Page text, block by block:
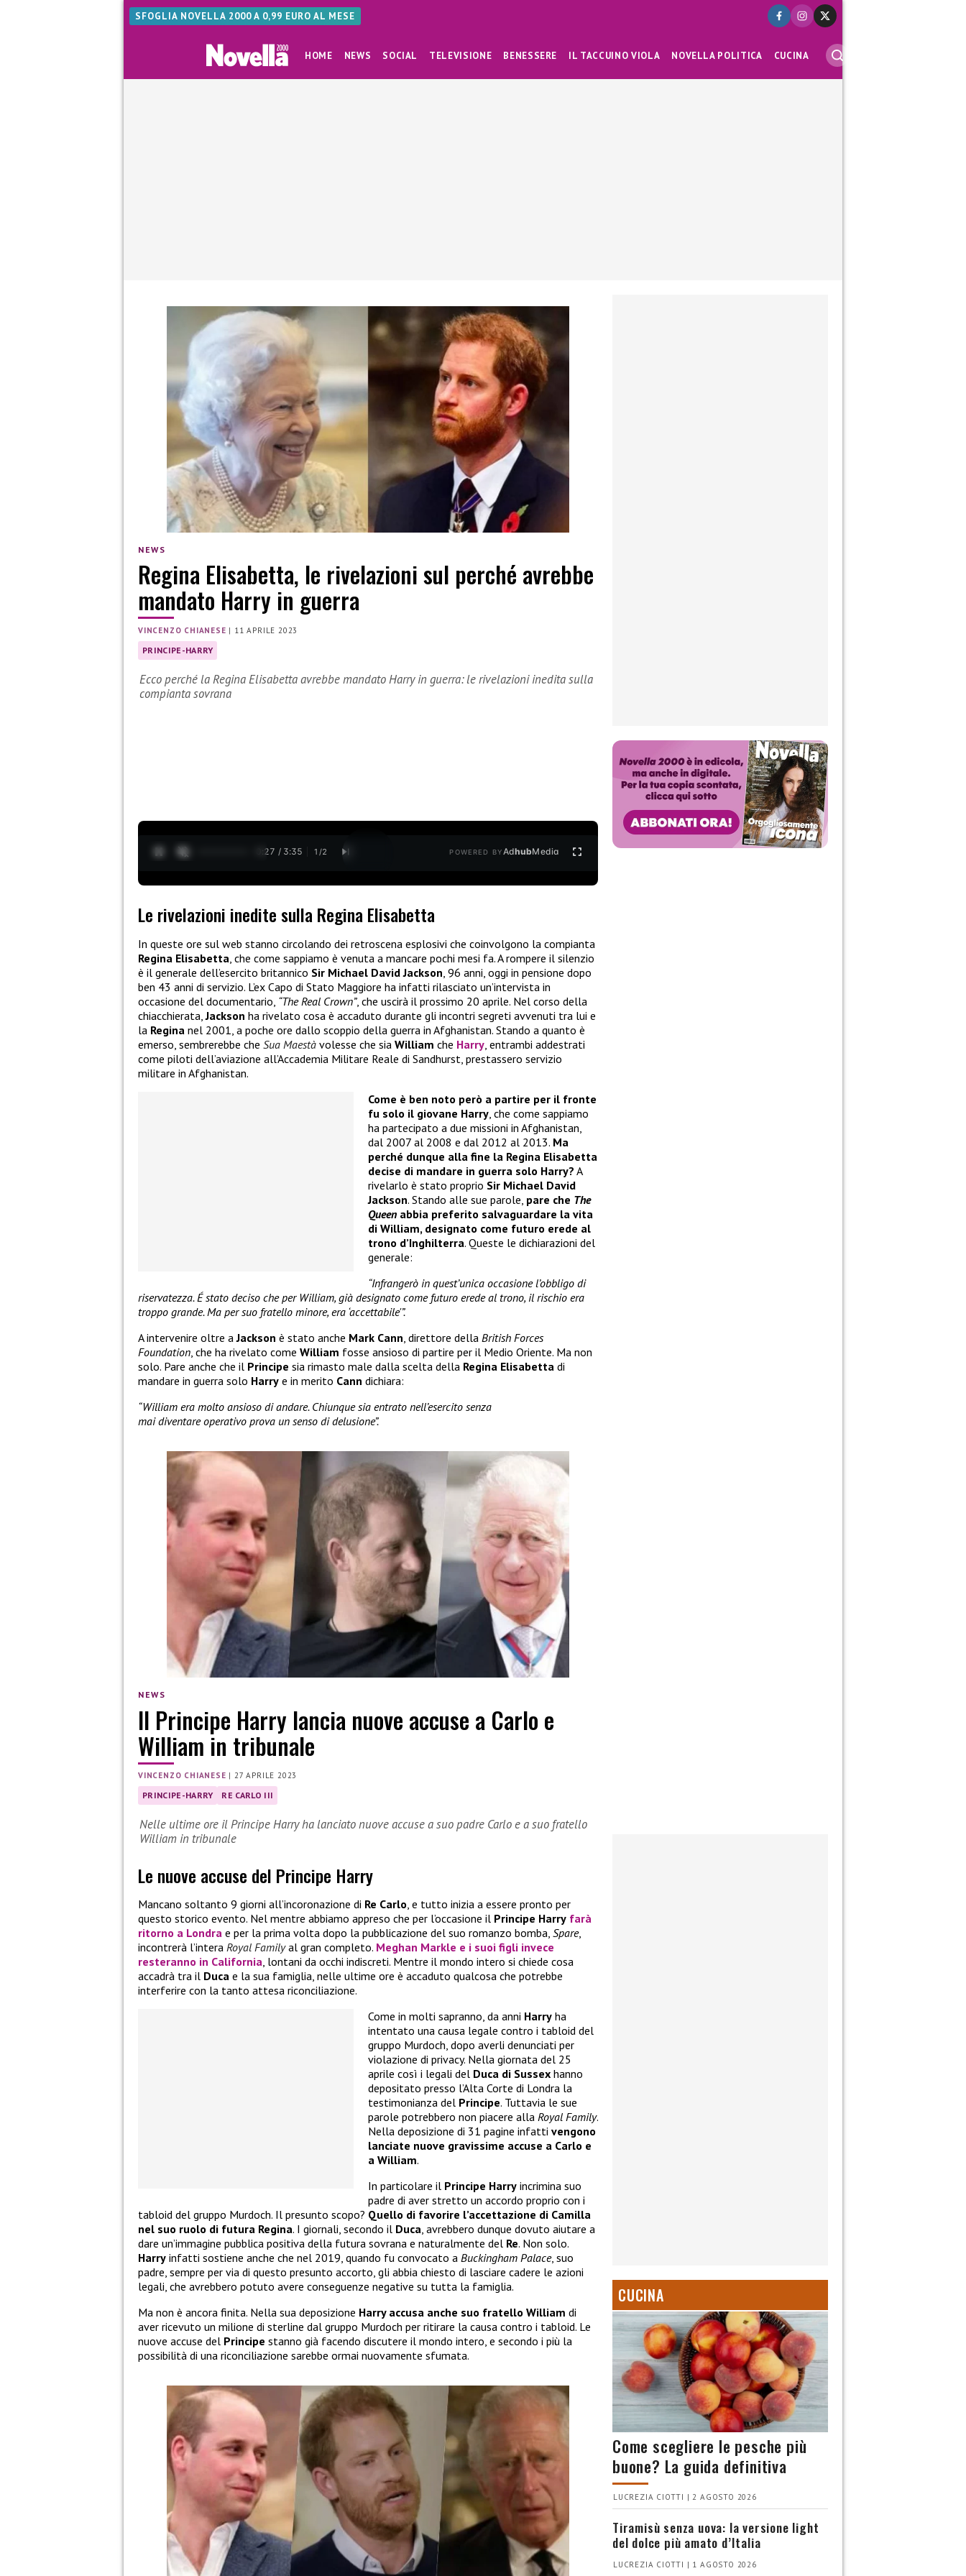
SFOGLIA NOVELLA 2000 A 0,99 EURO AL MESE
HOME NEWS SOCIAL TELEVISIONE BENESSERE IL TACCUINO VIOLA NOVELLA POLITICA CUCINA
NEWS
Regina Elisabetta, le rivelazioni sul perché avrebbe
mandato Harry in guerra
VINCENZO CHIANESE | 11 APRILE 2023
PRINCIPE-HARRY
Ecco perché la Regina Elisabetta avrebbe mandato Harry in guerra: le rivelazioni inedita sulla
compianta sovrana
0:28 / 3:35 1 /2 POWERED BYAdhubMedia
Le rivelazioni inedite sulla Regina Elisabetta
In queste ore sul web stanno circolando dei retroscena esplosivi che coinvolgono la compianta
Regina Elisabetta, che come sappiamo è venuta a mancare pochi mesi fa. A rompere il silenzio
è il generale dell’esercito britannico Sir Michael David Jackson, 96 anni, oggi in pensione dopo
ben 43 anni di servizio. L’ex Capo di Stato Maggiore ha infatti rilasciato un’intervista in
occasione del documentario, “The Real Crown”, che uscirà il prossimo 20 aprile. Nel corso della
chiacchierata,Jackson ha rivelato cosa è accaduto durante gli incontri segreti avvenuti tra lui e
la Regina nel 2001, a poche ore dallo scoppio della guerra in Afghanistan. Stando a quanto è
emerso, sembrerebbe che Sua Maestà volesse che sia William che Harry, entrambi addestrati
come piloti dell’aviazione all’Accademia Militare Reale di Sandhurst, prestassero servizio
militare in Afghanistan.
Come è ben noto però a partire per il fronte
fu solo il giovane Harry, che come sappiamo
ha partecipato a due missioni in Afghanistan,
dal 2007 al 2008 e dal 2012 al 2013. Ma
perché dunque alla fine la Regina Elisabetta
decise di mandare in guerra solo Harry? A
rivelarlo è stato proprio Sir Michael David
Jackson. Stando alle sue parole, pare che The
Queen abbia preferito salvaguardare la vita
di William, designato come futuro erede al
trono d’Inghilterra. Queste le dichiarazioni del
generale:
“Infrangerò in quest’unica occasione l’obbligo di
riservatezza. É stato deciso che per William, già designato come futuro erede al trono, il rischio era
troppo grande. Ma per suo fratello minore, era ‘accettabile'”.
A intervenire oltre aJackson è stato anche Mark Cann, direttore della British Forces
Foundation, che ha rivelato come William fosse ansioso di partire per il Medio Oriente. Ma non
solo. Pare anche che il Principe sia rimasto male dalla scelta della Regina Elisabetta di
mandare in guerra solo Harry e in merito Cann dichiara:
“William era molto ansioso di andare. Chiunque sia entrato nell’esercito senza
mai diventare operativo prova un senso di delusione”.
NEWS
Il Principe Harry lancia nuove accuse a Carlo e
William in tribunale
VINCENZO CHIANESE |27 APRILE 2023
PRINCIPE-HARRY RE CARLO III
Nelle ultime ore il Principe Harry ha lanciato nuove accuse a suo padre Carlo e a suo fratello
William in tribunale
Le nuove accuse del Principe Harry
Mancano soltanto 9 giorni all’incoronazione di Re Carlo, e tutto inizia a essere pronto per
questo storico evento. Nel mentre abbiamo appreso che per l’occasione il Principe Harry farà
ritorno a Londra e per la prima volta dopo la pubblicazione del suo romanzo bomba, Spare,
incontrerà l’intera Royal Familyal gran completo. Meghan Markle e i suoi figli invece
resteranno in California, lontani da occhi indiscreti. Mentre il mondo intero si chiede cosa
accadrà tra il Duca e la sua famiglia, nelle ultime ore è accaduto qualcosa che potrebbe
interferire con la tanto attesa riconciliazione.
Come in molti sapranno, da anni Harry ha
intentato una causa legale contro i tabloid del
gruppo Murdoch, dopo averli denunciati per
violazione di privacy. Nella giornata del 25
aprile così i legali del Duca di Sussex hanno
depositato presso l’Alta Corte di Londra la
testimonianza del Principe. Tuttavia le sue
parole potrebbero non piacere alla Royal Family.
Nella deposizione di 31 pagine infatti vengono
lanciate nuove gravissime accuse a Carlo e
a William.
In particolare il Principe Harry incrimina suo
padre di aver stretto un accordo proprio con i
tabloid del gruppo Murdoch. Il presunto scopo? Quello di favorire l’accettazione di Camilla
nel suo ruolo di futura Regina. I giornali, secondo il Duca, avrebbero dunque dovuto aiutare a
dare un’immagine pubblica positiva della futura sovrana e naturalmente del Re. Non solo.
Harry infatti sostiene anche che nel 2019, quando fu convocato a Buckingham Palace, suo
padre, sempre per via di questo presunto accorto, gli abbia chiesto di lasciare cadere le azioni
legali, che avrebbero potuto avere conseguenze negative su tutta la famiglia.
Ma non è ancora finita. Nella sua deposizione Harry accusa anche suo fratello William di
aver ricevuto un milione di sterline dal gruppo Murdoch per ritirare la causa contro i tabloid. Le
nuove accuse del Principe stanno già facendo discutere il mondo intero, e secondo i più la
possibilità di una riconciliazione sarebbe ormai nuovamente sfumata.
CUCINA
Come scegliere le pesche più
buone? La guida definitiva
LUCREZIA CIOTTI | 2 AGOSTO 2026
Tiramisù senza uova: la versione light
del dolce più amato d’Italia
LUCREZIA CIOTTI | 1 AGOSTO 2026